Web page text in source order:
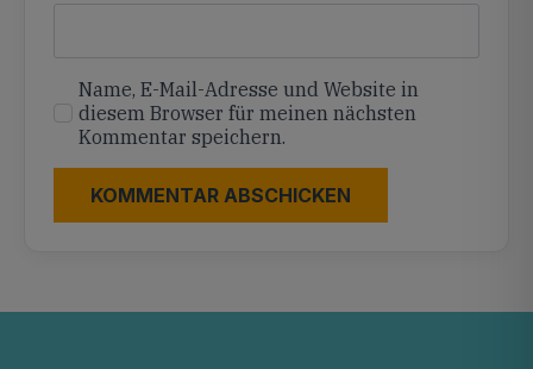
Name, E-Mail-Adresse und Website in
diesem Browser für meinen nächsten
Kommentar speichern.